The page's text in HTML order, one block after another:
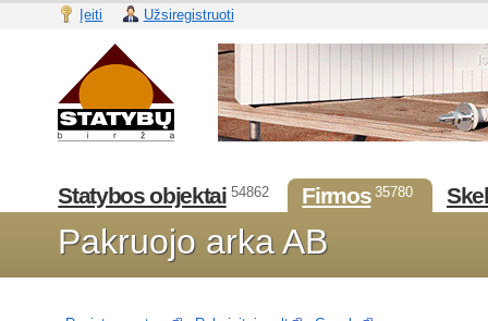
Įeiti Užsiregistruoti
Statybos objektai 54862 Firmos 35780
Pakruojo arka AB